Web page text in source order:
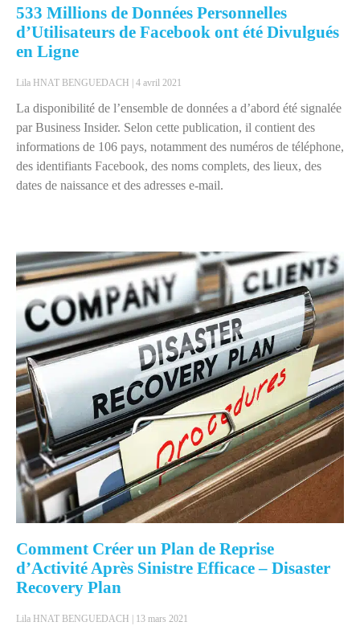
533 Millions de Données Personnelles
d’Utilisateurs de Facebook ont été Divulgués
en Ligne
Lila HNAT BENGUEDACH 4 avril 2021
La disponibilité de l’ensemble de données a d’abord été signalée
par Business Insider. Selon cette publication, il contient des
informations de 106 pays, notamment des numéros de téléphone,
des identifiants Facebook, des noms complets, des lieux, des
dates de naissance et des adresses e-mail.
Comment Créer un Plan de Reprise
d’Activité Après Sinistre Efficace – Disaster
Recovery Plan
Lila HNAT BENGUEDACH 13 mars 2021